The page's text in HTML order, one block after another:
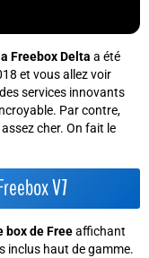
Freebox Delta a été
et vous allez voir
services innovants
Par contre,
cher. On fait le
V7
box de Freeaffichant
inclus haut de gamme.